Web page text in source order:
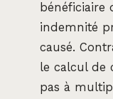
bénéficiaire
indemnité
causé.
le calcul de
pas à